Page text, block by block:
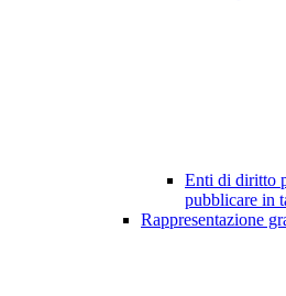
Enti di diritto
pubblicare in
Rappresentazione